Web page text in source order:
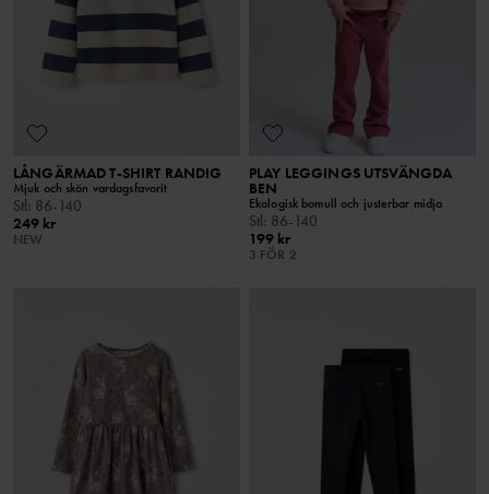
LÅNGÄRMAD T-SHIRT RANDIG
Mjuk och skön vardagsfavorit
Stl: 86-140
249 kr
NEW
PLAY LEGGINGS UTSVÄNGDA
BEN
Ekologisk bomull och justerbar midja
Stl: 86-140
199 kr
3 FÖR 2